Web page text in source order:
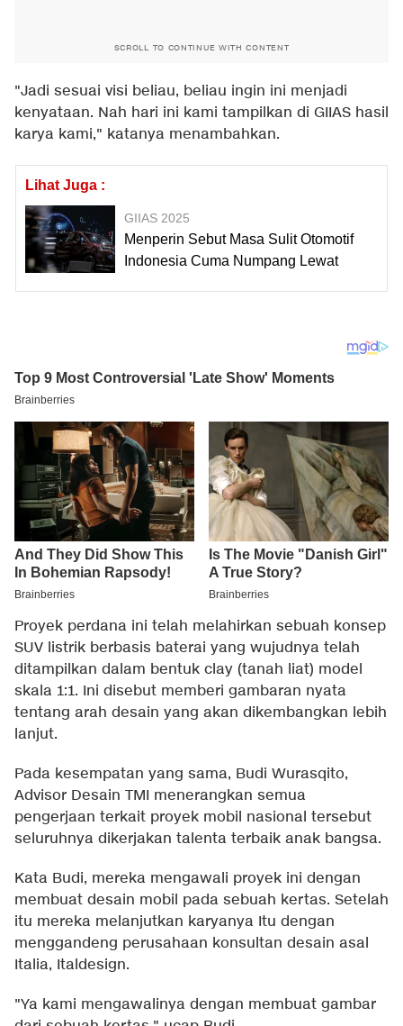
SCROLL TO CONTINUE WITH CONTENT
"Jadi sesuai visi beliau, beliau ingin ini menjadi
kenyataan. Nah hari ini kami tampilkan di GIIAS hasil
karya kami," katanya menambahkan.
Lihat Juga :
GIIAS 2025
Menperin Sebut Masa Sulit Otomotif
Indonesia Cuma Numpang Lewat
Proyek perdana ini telah melahirkan sebuah konsep
SUV listrik berbasis baterai yang wujudnya telah
ditampilkan dalam bentuk clay (tanah liat) model
skala 1:1. Ini disebut memberi gambaran nyata
tentang arah desain yang akan dikembangkan lebih
lanjut.
Pada kesempatan yang sama, Budi Wurasqito,
Advisor Desain TMI menerangkan semua
pengerjaan terkait proyek mobil nasional tersebut
seluruhnya dikerjakan talenta terbaik anak bangsa.
Kata Budi, mereka mengawali proyek ini dengan
membuat desain mobil pada sebuah kertas. Setelah
itu mereka melanjutkan karyanya Itu dengan
menggandeng perusahaan konsultan desain asal
Italia, Italdesign.
"Ya kami mengawalinya dengan membuat gambar